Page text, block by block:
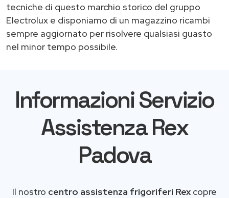
tecniche di questo marchio storico del gruppo
Electrolux e disponiamo di un magazzino ricambi
sempre aggiornato per risolvere qualsiasi guasto
nel minor tempo possibile.
Informazioni Servizio
Assistenza Rex
Padova
Il nostro centro assistenza frigoriferi Rex copre